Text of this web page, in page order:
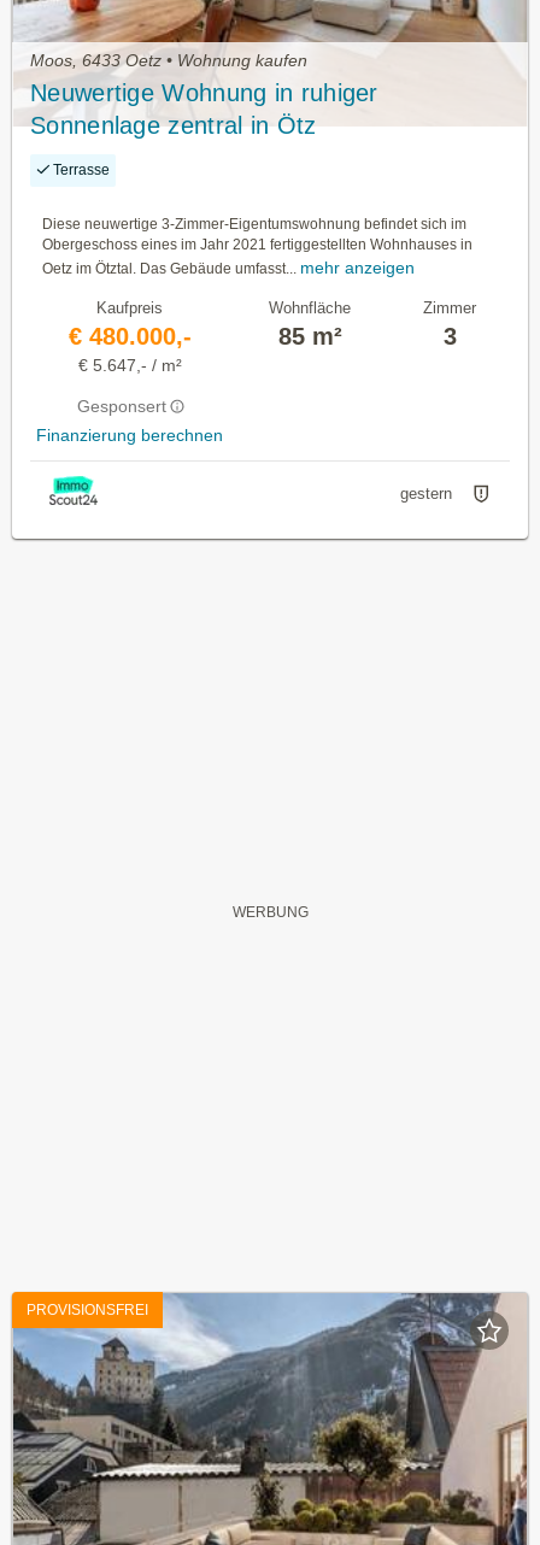
Moos, 6433 Oetz • Wohnung kaufen
Neuwertige Wohnung in ruhiger
Sonnenlage zentral in Ötz
Terrasse
Diese neuwertige 3-Zimmer-Eigentumswohnung befindet sich im
Obergeschoss eines im Jahr 2021 fertiggestellten Wohnhauses in
Oetz im Ötztal. Das Gebäude umfasst... mehr anzeigen
Kaufpreis
€ 480.000,-
€ 5.647,- / m²
Gesponsert
Finanzierung berechnen
Wohnfläche
85 m²
Zimmer
3
gestern
PROVISIONSFREI